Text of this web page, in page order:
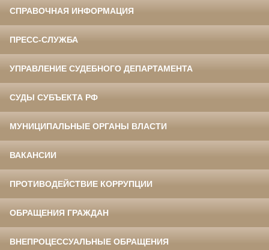
СПРАВОЧНАЯ ИНФОРМАЦИЯ
ПРЕСС-СЛУЖБА
УПРАВЛЕНИЕ СУДЕБНОГО ДЕПАРТАМЕНТА
СУДЫ СУБЪЕКТА РФ
МУНИЦИПАЛЬНЫЕ ОРГАНЫ ВЛАСТИ
ВАКАНСИИ
ПРОТИВОДЕЙСТВИЕ КОРРУПЦИИ
ОБРАЩЕНИЯ ГРАЖДАН
ВНЕПРОЦЕССУАЛЬНЫЕ ОБРАЩЕНИЯ